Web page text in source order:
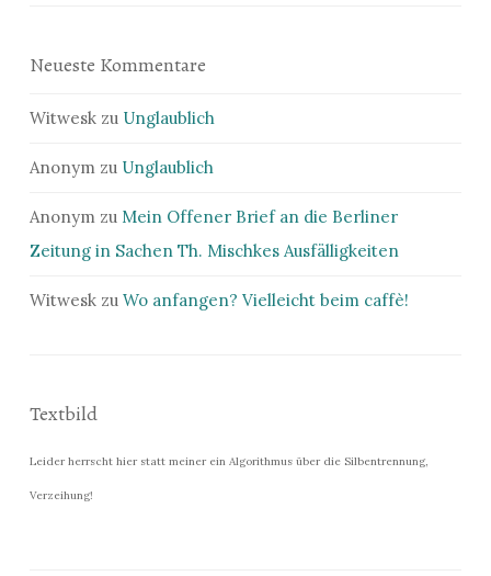
Neueste Kommentare
Witwesk zu Unglaublich
Anonym zu Unglaublich
Anonym zu Mein Offener Brief an die Berliner
Zeitung in Sachen Th. Mischkes Ausfälligkeiten
Witwesk zu Wo anfangen? Vielleicht beim caffè!
Textbild
Leider herrscht hier statt meiner ein Algorithmus über die Silbentrennung,
Verzeihung!